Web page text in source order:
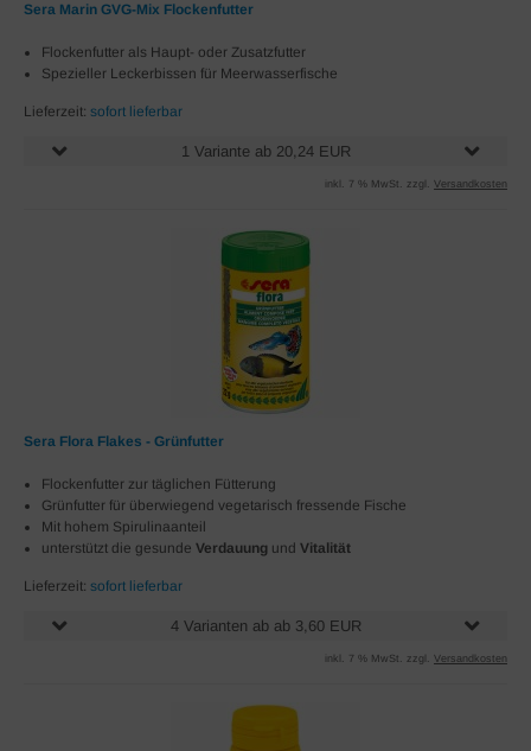
Sera Marin GVG-Mix Flockenfutter
Flockenfutter als Haupt- oder Zusatzfutter
Spezieller Leckerbissen für Meerwasserfische
Lieferzeit: sofort lieferbar
1 Variante ab 20,24 EUR
inkl. 7 % MwSt. zzgl. Versandkosten
Sera Flora Flakes - Grünfutter
Flockenfutter zur täglichen Fütterung
Grünfutter für überwiegend vegetarisch fressende Fische
Mit hohem Spirulinaanteil
unterstützt die gesunde Verdauung und Vitalität
Lieferzeit: sofort lieferbar
4 Varianten ab ab 3,60 EUR
inkl. 7 % MwSt. zzgl. Versandkosten